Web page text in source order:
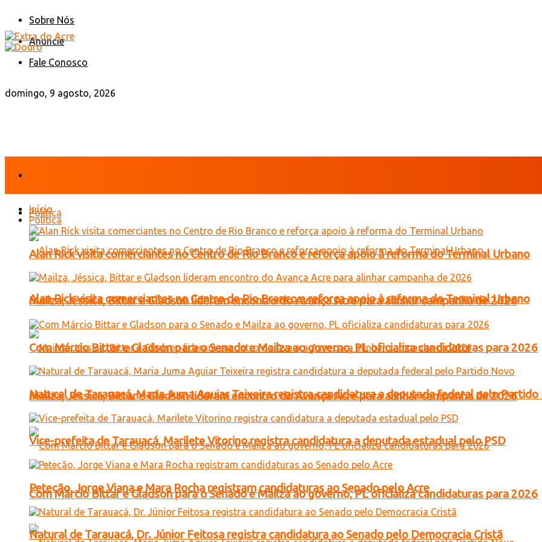
Sobre Nós
Anuncie
Fale Conosco
domingo, 9 agosto, 2026
Política
Alan Rick visita comerciantes no Centro de Rio Branco e reforça apoio à reforma do Terminal Urbano
Mailza, Jéssica, Bittar e Gladson lideram encontro do Avança Acre para alinhar campanha de 2026
Com Márcio Bittar e Gladson para o Senado e Mailza ao governo, PL oficializa candidaturas para 2026
Início
Política
Alan Rick visita comerciantes no Centro de Rio Branco e reforça apoio à reforma do Terminal Urbano
Mailza, Jéssica, Bittar e Gladson lideram encontro do Avança Acre para alinhar campanha de 2026
Com Márcio Bittar e Gladson para o Senado e Mailza ao governo, PL oficializa candidaturas para 2026
Natural de Tarauacá, Maria Juma Aguiar Teixeira registra candidatura a deputada federal pelo Partido
Vice-prefeita de Tarauacá, Marilete Vitorino registra candidatura a deputada estadual pelo PSD
Petecão, Jorge Viana e Mara Rocha registram candidaturas ao Senado pelo Acre
Natural de Tarauacá, Dr. Júnior Feitosa registra candidatura ao Senado pelo Democracia Cristã